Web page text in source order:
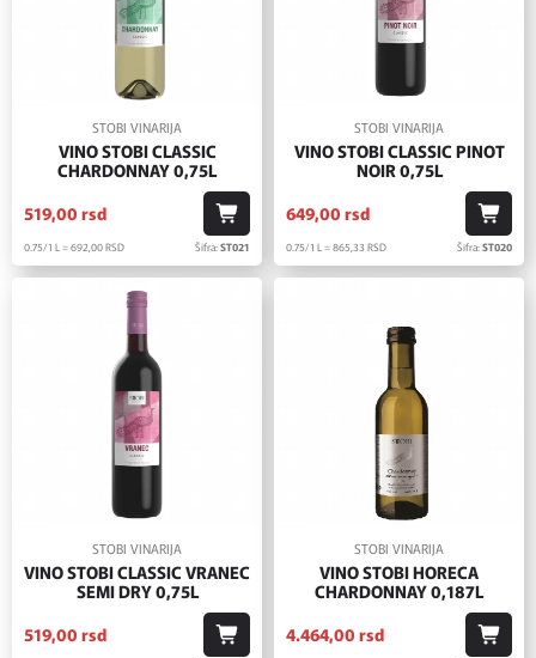
STOBI VINARIJA
VINO STOBI CLASSIC
CHARDONNAY 0,75L
519,00 rsd
0.75/1 L = 692,00RSD Šifra:ST021
STOBI VINARIJA
VINO STOBI CLASSIC PINOT
NOIR 0,75L
649,00 rsd
0.75/1 L = 865,33 RSD Šifra:ST020
STOBI VINARIJA
VINO STOBI CLASSIC VRANEC
SEMI DRY 0,75L
519,00 rsd
STOBI VINARIJA
VINO STOBI HORECA
CHARDONNAY 0,187L
4.464,00 rsd